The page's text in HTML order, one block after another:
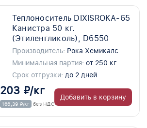
Теплоноситель DIXISROKA-65
Канистра 50 кг.
(Этиленгликоль), D6550
Производитель: Рока Хемикалс
Минимальная партия: от 250 кг
Срок отгрузки: до 2 дней
203 ₽/кг
166,39 ₽/кг без НДС
Добавить в корзину